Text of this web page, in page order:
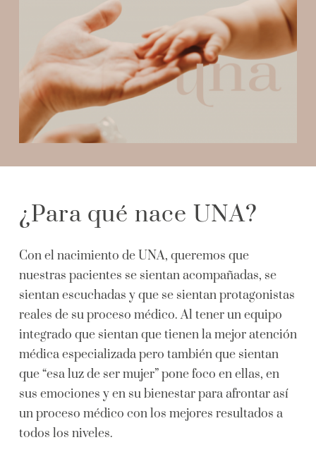
¿Para qué nace UNA?
Con el nacimiento de UNA, queremos que
nuestras pacientes se sientan acompañadas, se
sientan escuchadas y que se sientan protagonistas
reales de su proceso médico. Al tener un equipo
integrado que sientan que tienen la mejor atención
médica especializada pero también que sientan
que “esa luz de ser mujer” pone foco en ellas, en
sus emociones y en su bienestar para afrontar así
un proceso médico con los mejores resultados a
todos los niveles.